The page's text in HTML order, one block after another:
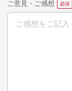
ご意見・ご感想